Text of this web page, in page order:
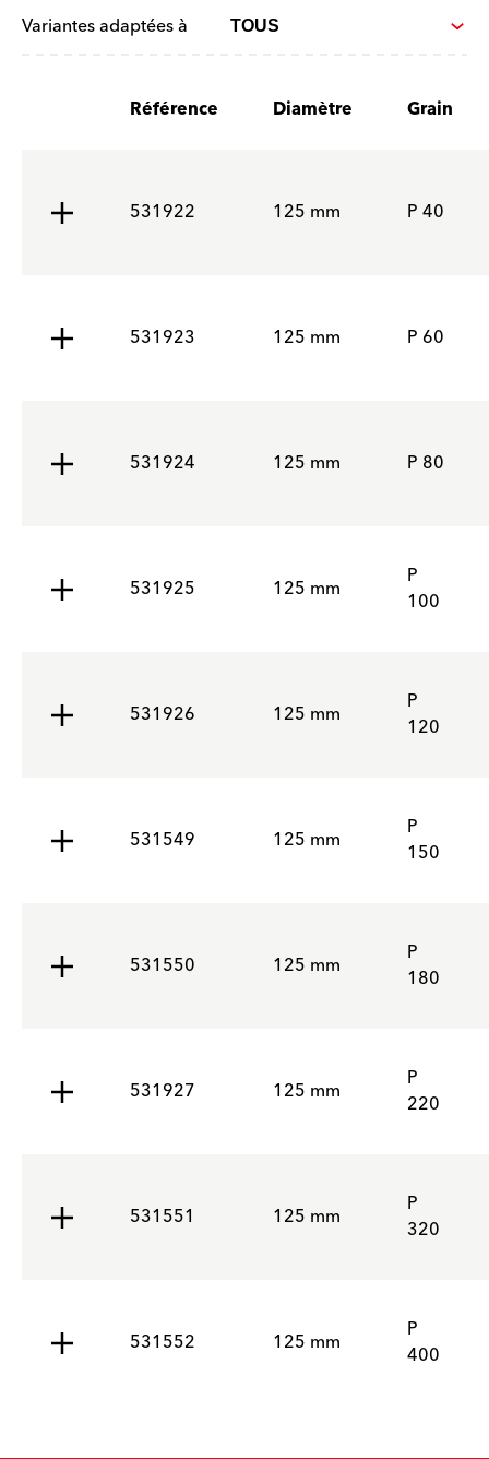
Variantes adaptées à
Référence Diamètre Grain
531922 125 mm P 40
531923 125 mm P 60
531924 125 mm P 80
531925 125 mm
P
100
531926 125 mm
P
120
531549 125 mm
P
150
531550 125 mm
P
180
531927 125 mm
P
220
531551 125 mm
P
320
531552 125 mm
P
400